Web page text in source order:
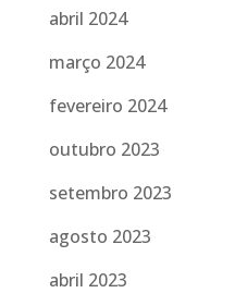
abril 2024
março 2024
fevereiro 2024
outubro 2023
setembro 2023
agosto 2023
abril 2023